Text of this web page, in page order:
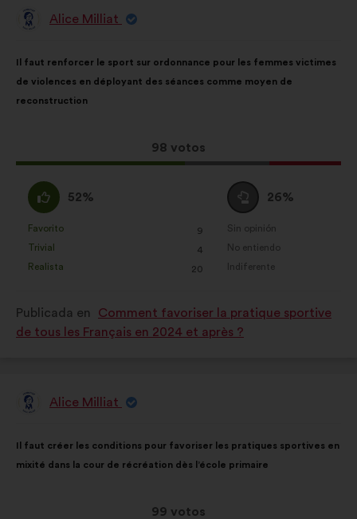
PropuestaAlice Milliat
de
la
propuesta:
Il faut renforcer le sport sur ordonnance pour les femmes victimes
de violences en déployant des séances comme moyen de
reconstruction
Esta
propuesta
98 votos
el
siguiente
reparto:
A
favor
:
52%
calificado
como:
Favorito
: 9
veces
Trivial 4
veces
Realista
: 20
veces
Neutro
:
26%
calificado
como:
Sin opinión
:veces
No entiendo
:veces
Indiferente
:veces
Publicada en
Comment favoriser la pratique sportive
de tous les Français en 2024 et après ?
PropuestaAlice Milliat
de
la
Il faut créer les conditions pour favoriser les pratiques sportives en
mixité dans la cour de récréation dès l’école primaire
Esta
99 votos
el
siguiente